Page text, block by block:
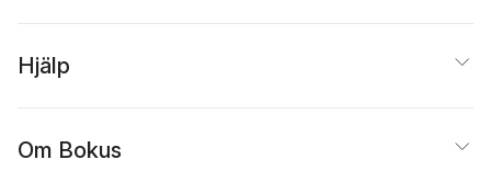
Hjälp
Om Bokus